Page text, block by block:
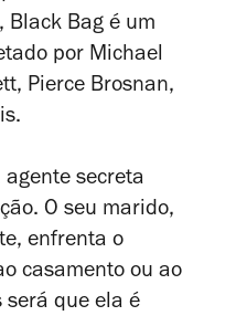
, Black Bag é um
por Michael
Pierce Brosnan,
secreta
O seu marido,
enfrenta o
casamento ou ao
será que ela é